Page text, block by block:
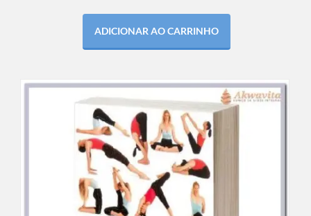
ADICIONAR AO CARRINHO